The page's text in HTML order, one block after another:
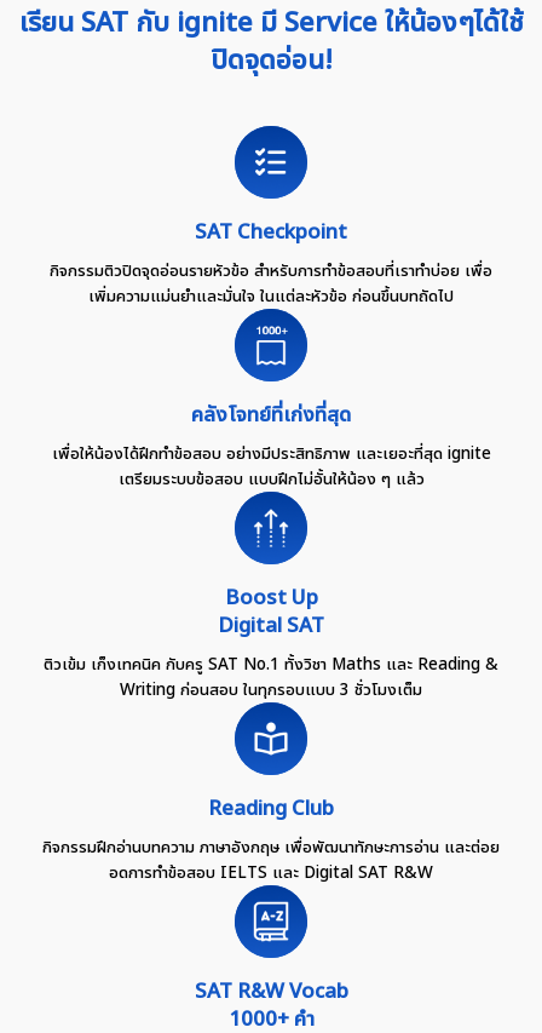
เรียน SAT กับ ignite มี Service ให้น้องๆได้ใช้
ปิดจุดอ่อน!
SAT Checkpoint
กิจกรรมติวปิดจุดอ่อนรายหัวข้อ สำหรับการทำข้อสอบที่เราทำบ่อย เพื่อ
เพิ่มความแม่นยำและมั่นใจ ในแต่ละหัวข้อ ก่อนขึ้นบทถัดไป
คลังโจทย์ที่เก่งที่สุด
เพื่อให้น้องได้ฝึกทำข้อสอบ อย่างมีประสิทธิภาพ และเยอะที่สุด ignite
เตรียมระบบข้อสอบ แบบฝึกไม่อั้นให้น้อง ๆ แล้ว
Boost Up
Digital SAT
ติวเข้ม เก็งเทคนิค กับครู SAT No.1 ทั้งวิชา Maths และ Reading &
Writing ก่อนสอบ ในทุกรอบแบบ 3 ชั่วโมงเต็ม
Reading Club
กิจกรรมฝึกอ่านบทความ ภาษาอังกฤษ เพื่อพัฒนาทักษะการอ่าน และต่อย
อดการทำข้อสอบ IELTS และ Digital SAT R&W
SAT R&W Vocab
1000+ คำ